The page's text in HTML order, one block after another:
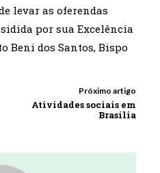
levar as oferendas
por sua Excelência
Beni dos Santos, Bispo
Próximo artigo
Atividades sociais em
Brasília